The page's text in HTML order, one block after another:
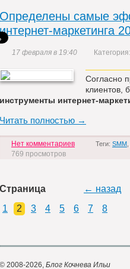
Определены самые
интернет-маркетинга
17 февраля в 19:40 Категория:
Согласно
клиентов,
инструменты интернет-
Читать полностью →
Нет комментариев Теги: SMM
769 просмотров
Страница ← назад
1
2 3 4 5 6 7 8
© 2008-2026, Блог Кочнева Ильи